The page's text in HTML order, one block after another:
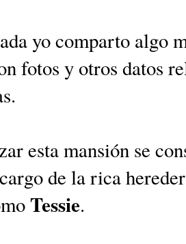
yo comparto algo
fotos y otros datos
esta mansión se
de la rica
Tessie.